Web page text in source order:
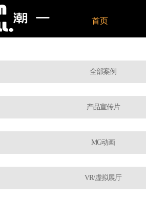
首页
全部案例
产品宣传片
MG动画
VR/虚拟展厅